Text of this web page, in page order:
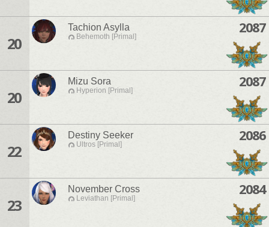
20
Tachion Asylla
Behemoth [Primal]
2087
20
Mizu Sora
Hyperion [Primal]
2087
22
Destiny Seeker
Ultros [Primal]
2086
23
November Cross
Leviathan [Primal]
2084